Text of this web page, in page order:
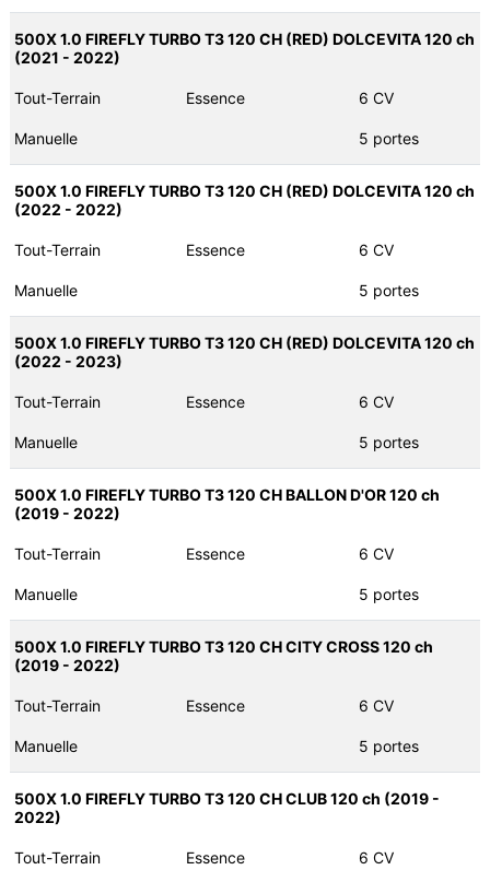
500X 1.0 FIREFLY TURBO T3 120 CH (RED) DOLCEVITA 120 ch
(2021 - 2022)
Tout-Terrain Essence 6 CV
Manuelle 5 portes
500X 1.0 FIREFLY TURBO T3 120 CH (RED) DOLCEVITA 120 ch
(2022 - 2022)
Tout-Terrain Essence 6 CV
Manuelle 5 portes
500X 1.0 FIREFLY TURBO T3 120 CH (RED) DOLCEVITA 120 ch
(2022 - 2023)
Tout-Terrain Essence 6 CV
Manuelle 5 portes
500X 1.0 FIREFLY TURBO T3 120 CH BALLON D'OR 120 ch
(2019 - 2022)
Tout-Terrain Essence 6 CV
Manuelle 5 portes
500X 1.0 FIREFLY TURBO T3 120 CH CITY CROSS 120 ch
(2019 - 2022)
Tout-Terrain Essence 6 CV
Manuelle 5 portes
500X 1.0 FIREFLY TURBO T3 120 CH CLUB 120 ch (2019 -
2022)
Tout-Terrain Essence 6 CV